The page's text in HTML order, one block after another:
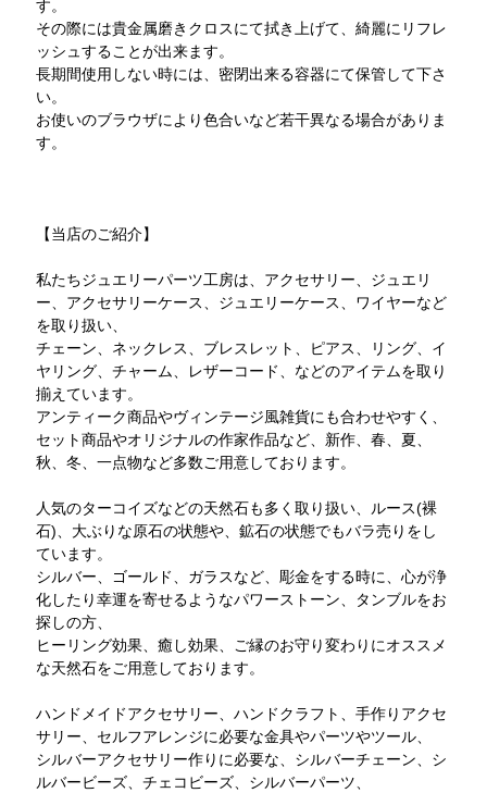
す。
その際には貴金属磨きクロスにて拭き上げて、綺麗にリフレ
ッシュすることが出来ます。
長期間使用しない時には、密閉出来る容器にて保管して下さ
い。
お使いのブラウザにより色合いなど若干異なる場合がありま
す。
【当店のご紹介】
私たちジュエリーパーツ工房は、アクセサリー、ジュエリ
ー、アクセサリーケース、ジュエリーケース、ワイヤーなど
を取り扱い、
チェーン、ネックレス、ブレスレット、ピアス、リング、イ
ヤリング、チャーム、レザーコード、などのアイテムを取り
揃えています。
アンティーク商品やヴィンテージ風雑貨にも合わせやすく、
セット商品やオリジナルの作家作品など、新作、春、夏、
秋、冬、一点物など多数ご用意しております。
人気のターコイズなどの天然石も多く取り扱い、ルース(裸
石)、大ぶりな原石の状態や、鉱石の状態でもバラ売りをし
ています。
シルバー、ゴールド、ガラスなど、彫金をする時に、心が浄
化したり幸運を寄せるようなパワーストーン、タンブルをお
探しの方、
ヒーリング効果、癒し効果、ご縁のお守り変わりにオススメ
な天然石をご用意しております。
ハンドメイドアクセサリー、ハンドクラフト、手作りアクセ
サリー、セルフアレンジに必要な金具やパーツやツール、
シルバーアクセサリー作りに必要な、シルバーチェーン、シ
ルバービーズ、チェコビーズ、シルバーパーツ、